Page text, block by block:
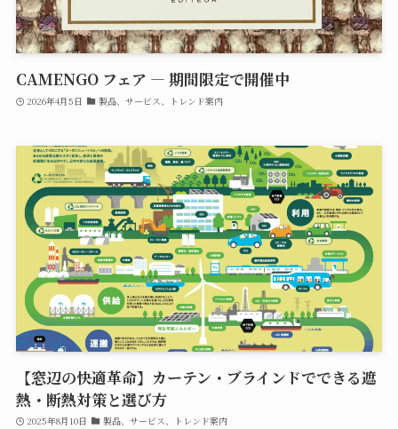
CAMENGO フェア — 期間限定で開催中
2026年4月5日 製品、サービス、トレンド案内
【窓辺の快適革命】カーテン・ブラインドでできる遮
熱・断熱対策と選び方
2025年8月10日 製品、サービス、トレンド案内